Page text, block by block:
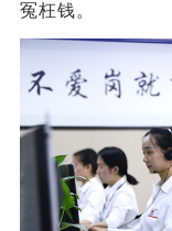
冤枉钱。